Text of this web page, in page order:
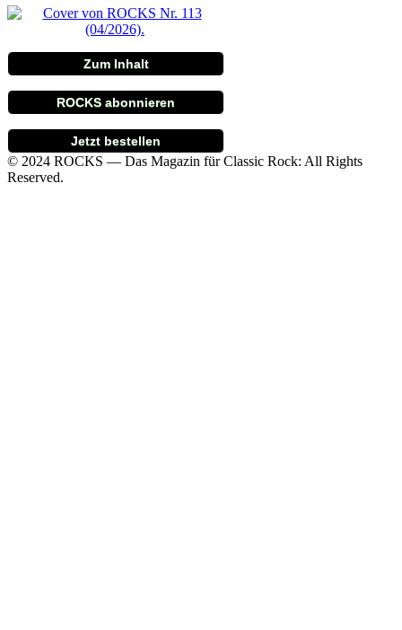
Zum Inhalt
ROCKS abonnieren
Jetzt bestellen
© 2024 ROCKS — Das Magazin für Classic Rock: All Rights
Reserved.